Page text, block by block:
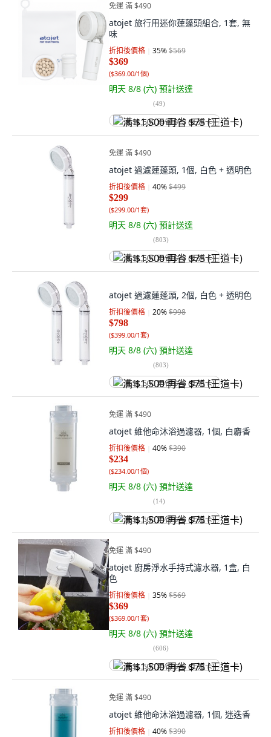
免運 滿 $490
atojet 旅行用迷你蓮蓬頭組合, 1套, 無
味
折扣後價格 35%$569
$369
($369.00/1個)
明天 8/8 (六) 預計送達
(49)
满 $1,500 再省 $75 (王道卡)
免運 滿 $490
atojet 過濾蓮蓬頭, 1個, 白色 + 透明色
折扣後價格 40%$499
$299
($299.00/1套)
明天 8/8 (六) 預計送達
(803)
满 $1,500 再省 $75 (王道卡)
atojet 過濾蓮蓬頭, 2個, 白色 + 透明色
折扣後價格 20%$998
$798
($399.00/1套)
明天 8/8 (六) 預計送達
(803)
满 $1,500 再省 $75 (王道卡)
免運 滿 $490
atojet 維他命沐浴過濾器, 1個, 白麝香
折扣後價格 40%$390
$234
($234.00/1個)
明天 8/8 (六) 預計送達
(14)
满 $1,500 再省 $75 (王道卡)
免運 滿 $490
atojet 廚房淨水手持式濾水器, 1盒, 白
色
折扣後價格 35%$569
$369
($369.00/1套)
明天 8/8 (六) 預計送達
(606)
满 $1,500 再省 $75 (王道卡)
免運 滿 $490
atojet 維他命沐浴過濾器, 1個, 迷迭香
折扣後價格 40%$390